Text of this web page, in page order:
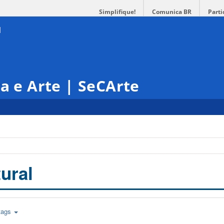
Simplifique! Comunica BR
e Arte | SeCArte